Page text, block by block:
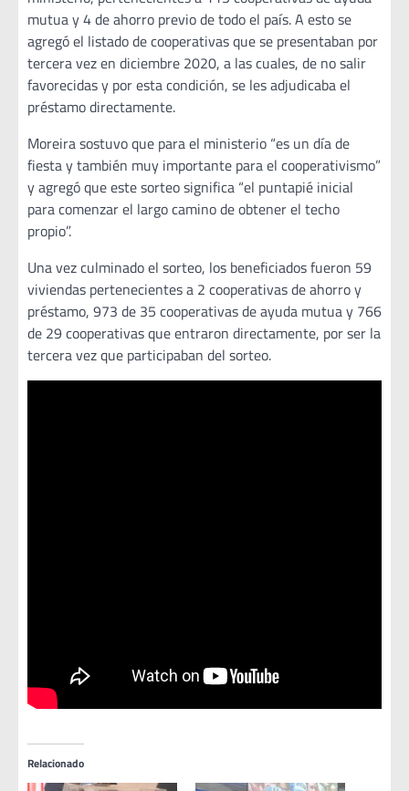
mutua y 4 de ahorro previo de todo el país. A esto se
agregó el listado de cooperativas que se presentaban por
tercera vez en diciembre 2020, a las cuales, de no salir
favorecidas y por esta condición, se les adjudicaba el
préstamo directamente.
Moreira sostuvo que para el ministerio “es un día de
fiesta y también muy importante para el cooperativismo”
y agregó que este sorteo significa “el puntapié inicial
para comenzar el largo camino de obtener el techo
propio”.
Una vez culminado el sorteo, los beneficiados fueron 59
viviendas pertenecientes a 2 cooperativas de ahorro y
préstamo, 973 de 35 cooperativas de ayuda mutua y 766
de 29 cooperativas que entraron directamente, por ser la
tercera vez que participaban del sorteo.
Relacionado